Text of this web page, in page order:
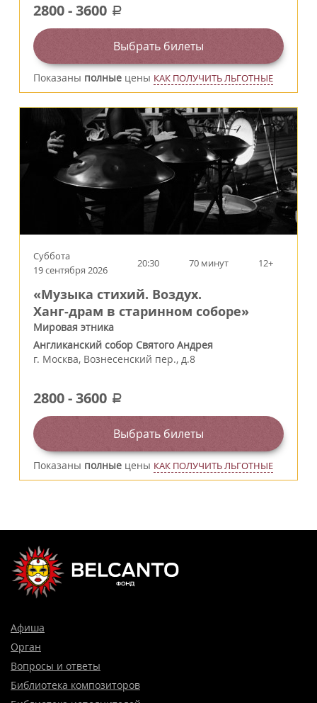
2800-3600 a
Выбрать билеты
Показаны полные цены КАК ПОЛУЧИТЬ ЛЬГОТНЫЕ
Суббота
19 сентября 2026
20:30 70 минут 12+
«Музыка стихий. Воздух.
Ханг‑драм в старинном соборе»
Мировая этника
Англиканский собор Святого Андрея
г. Москва, Вознесенский пер., д.8
2800-3600 a
Выбрать билеты
Показаны полные цены КАК ПОЛУЧИТЬ ЛЬГОТНЫЕ
Афиша
Орган
Вопросы и ответы
Библиотека композиторов